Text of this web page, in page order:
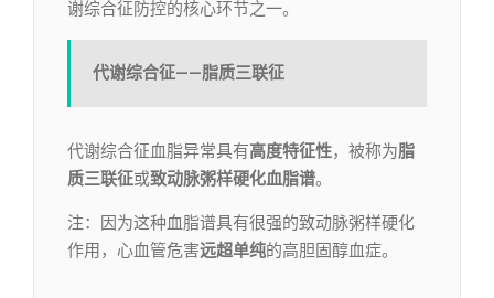
谢综合征防控的核心环节之一。
代谢综合征——脂质三联征
代谢综合征血脂异常具有高度特征性，被称为脂
质三联征或致动脉粥样硬化血脂谱。
注：因为这种血脂谱具有很强的致动脉粥样硬化
作用，心血管危害远超单纯的高胆固醇血症。